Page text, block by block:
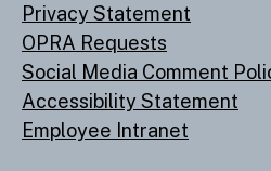
Privacy Statement
OPRA Requests
Social Media Comment
Accessibility Statement
Employee Intranet